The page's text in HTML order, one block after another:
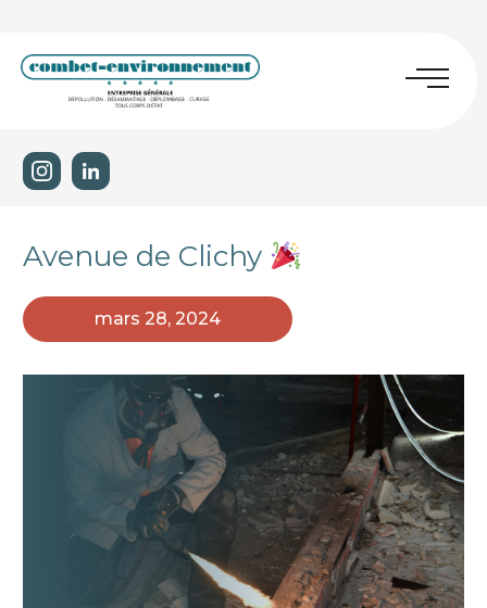
Avenue de Clichy
mars 28, 2024